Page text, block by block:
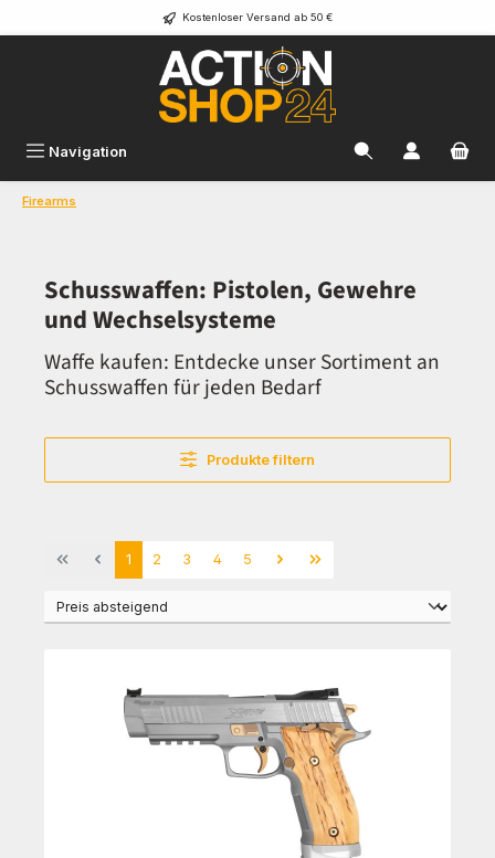
Zum Hauptinhalt springen Kostenloser Versand ab 50 €
Navigation
Firearms
Schusswaffen: Pistolen, Gewehre
und Wechselsysteme
Waffe kaufen: Entdecke unser Sortiment an
Schusswaffen für jeden Bedarf
Produkte filtern
Seite
1 Seite
2 Seite
3 Seite
4 Seite
5